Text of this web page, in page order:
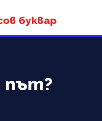
буквар
път?